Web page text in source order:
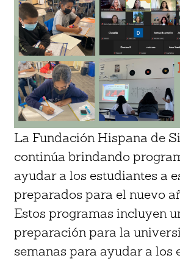
La Fundación Hispana de
continúa brindando
ayudar a los estudiantes a
preparados para el nuevo
Estos programas incluyen
preparación para la
semanas para ayudar a los